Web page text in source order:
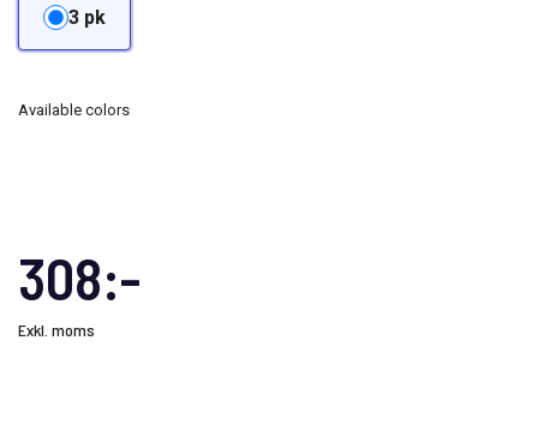
308:-
Exkl. moms
3 pk
Available colors